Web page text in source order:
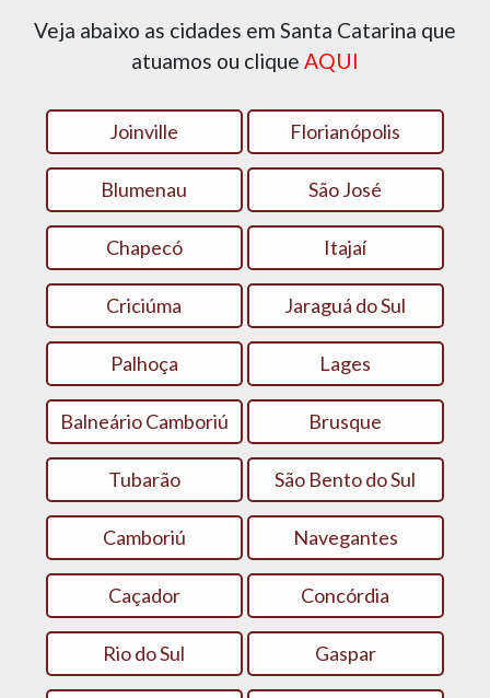
Veja abaixo as cidades em Santa Catarina que
atuamos ou clique AQUI
Joinville Florianópolis
Blumenau São José
Chapecó Itajaí
Criciúma Jaraguá do Sul
Palhoça Lages
Balneário Camboriú Brusque
Tubarão São Bento do Sul
Camboriú Navegantes
Caçador Concórdia
Rio do Sul Gaspar